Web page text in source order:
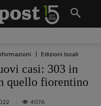
Edizioni locali
casi: 303 in
quello fiorentino
4076